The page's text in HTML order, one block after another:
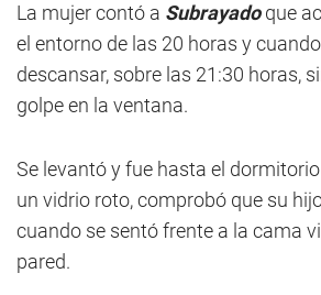
La mujer contó a Subrayadoque
el entorno de las 20 horas y
descansar, sobre las 21:30 horas,
golpe en la ventana.
Se levantó y fue hasta el
un vidrio roto, comprobó que su
cuando se sentó frente a la cama
pared.